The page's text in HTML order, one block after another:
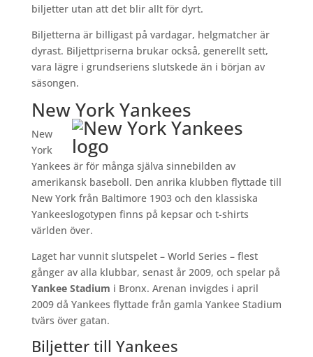
biljetter utan att det blir allt för dyrt.
Biljetterna är billigast på vardagar, helgmatcher är
dyrast. Biljettpriserna brukar också, generellt sett,
vara lägre i grundseriens slutskede än i början av
säsongen.
New York Yankees
New
York
Yankees är för många själva sinnebilden av
amerikansk baseboll. Den anrika klubben flyttade till
New York från Baltimore 1903 och den klassiska
Yankeeslogotypen finns på kepsar och t-shirts
världen över.
Laget har vunnit slutspelet – World Series – flest
gånger av alla klubbar, senast år 2009, och spelar på
Yankee Stadium i Bronx. Arenan invigdes i april
2009 då Yankees flyttade från gamla Yankee Stadium
tvärs över gatan.
Biljetter till Yankees